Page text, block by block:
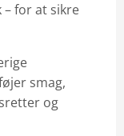
– for at sikre
smag,
og